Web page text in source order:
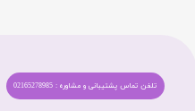
تلفن تماس پشتیبانی و مشاوره : 02165278985